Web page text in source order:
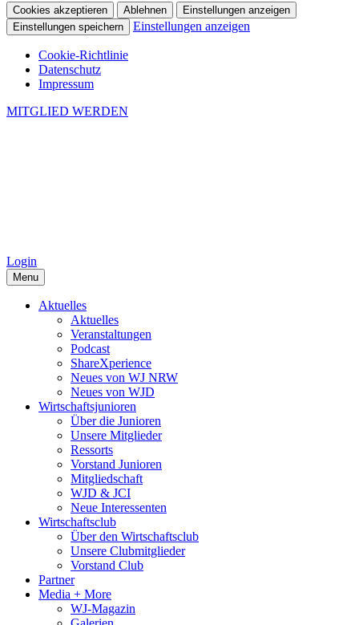
Cookies akzeptieren Ablehnen
Einstellungen anzeigen
Einstellungen speichern
Einstellungen anzeigen
Cookie-Richtlinie
Datenschutz
Impressum
MITGLIED WERDEN
Login
Menu
Aktuelles
Aktuelles
Veranstaltungen
Podcast
ShareXperience
Neues von WJ NRW
Neues von WJD
Wirtschaftsjunioren
Über die Junioren
Unsere Mitglieder
Ressorts
Vorstand Junioren
Mitgliedschaft
WJD & JCI
Neue Interessenten
Wirtschaftsclub
Über den Wirtschaftsclub
Unsere Clubmitglieder
Vorstand Club
Partner
Media + More
WJ-Magazin